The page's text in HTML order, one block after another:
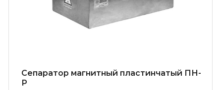
Сепаратор магнитный пластинчатый ПН-
Р